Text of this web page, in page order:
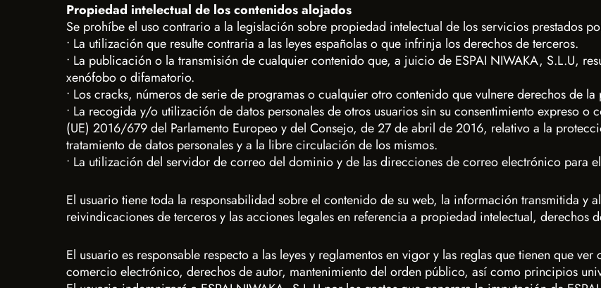
Propiedad intelectual de los contenidos alojados
Se prohíbe el uso contrario a la legislación sobre propiedad intelectual de los servicios prestados
• La utilización que resulte contraria a las leyes españolas o que infrinja los derechos de terceros.
• La publicación o la transmisión de cualquier contenido que, a juicio de ESPAI NIWAKA, S.L.U,
xenófobo o difamatorio.
• Los cracks, números de serie de programas o cualquier otro contenido que vulnere derechos de
• La recogida y/o utilización de datos personales de otros usuarios sin su consentimiento expreso o
(UE) 2016/679 del Parlamento Europeo y del Consejo, de 27 de abril de 2016, relativo a la
tratamiento de datos personales y a la libre circulación de los mismos.
• La utilización del servidor de correo del dominio y de las direcciones de correo electrónico para
El usuario tiene toda la responsabilidad sobre el contenido de su web, la información transmitida y
reivindicaciones de terceros y las acciones legales en referencia a propiedad intelectual, derechos
El usuario es responsable respecto a las leyes y reglamentos en vigor y las reglas que tienen que
comercio electrónico, derechos de autor, mantenimiento del orden público, así como principios